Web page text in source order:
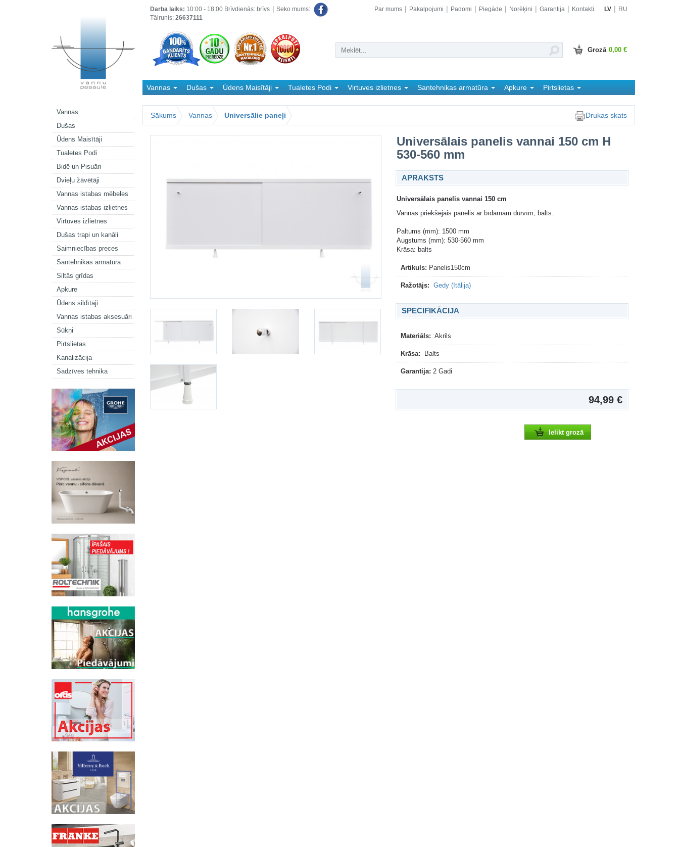
Vannas
Dušas
Ūdens Maisītāji
Tualetes Podi
Bidē un Pisuāri
Dvieļu žāvētāji
Vannas istabas mēbeles
Vannas istabas izlietnes
Virtuves izlietnes
Dušas trapi un kanāli
Saimniecības preces
Santehnikas armatūra
Siltās grīdas
Apkure
Ūdens sildītāji
Vannas istabas aksesuāri
Sūkņi
Pirtslietas
Kanalizācija
Sadzīves tehnika
Darba laiks: 10:00 - 18:00 Brīvdienās: brīvs
Tālrunis: 26637111
Seko mums: Par mums Pakalpojumi Padomi Piegāde Norēķini Garantija Kontakti LV RU
Grozā 0,00 €
Vannas Dušas Ūdens Maisītāji Tualetes Podi Virtuves izlietnes Santehnikas armatūra Apkure
Pirtslietas
Sākums
Vannas Universālie paneļi Drukas skats
Universālais panelis vannai 150 cm​ H
530-560 mm
APRAKSTS
Universālais panelis vannai 150 cm​
Vannas priekšējais panelis ar bīdāmām durvīm, balts.
Paltums (mm): 1500 mm
Augstums (mm): 530-560 mm
Krāsa: balts
Artikuls: Panelis150cm
Ražotājs: Gedy (Itālija)
SPECIFIKĀCIJA
Materiāls: Akrils
Krāsa: Balts
Garantija: 2 Gadi
94,99 €
Ielikt grozā